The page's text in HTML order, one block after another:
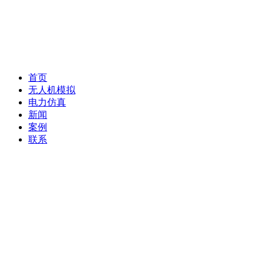
首页
无人机模拟
电力仿真
新闻
案例
联系